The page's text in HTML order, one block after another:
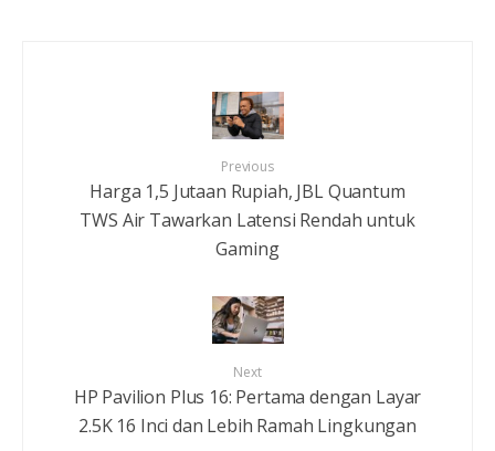
Previous
Harga 1,5 Jutaan Rupiah, JBL Quantum
TWS Air Tawarkan Latensi Rendah untuk
Gaming
Next
HP Pavilion Plus 16: Pertama dengan Layar
2.5K 16 Inci dan Lebih Ramah Lingkungan